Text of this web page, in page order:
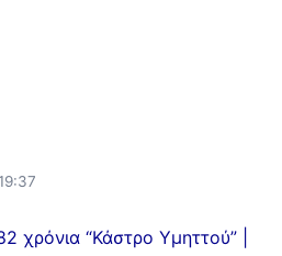
χρόνια “Κάστρο Υμηττού” |